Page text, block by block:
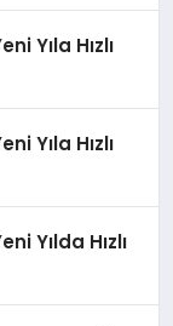
Yıla Hızlı
Yıla Hızlı
Yılda Hızlı